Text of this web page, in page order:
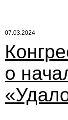
07.03.2024
о